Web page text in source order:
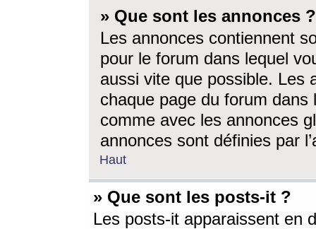
» Que sont les annonces ?
Les annonces contiennent
pour le forum dans lequel
aussi vite que possible. Les
chaque page du forum dans
comme avec les annonces
annonces sont définies par
Haut
» Que sont les posts-it ?
Les posts-it apparaissent en